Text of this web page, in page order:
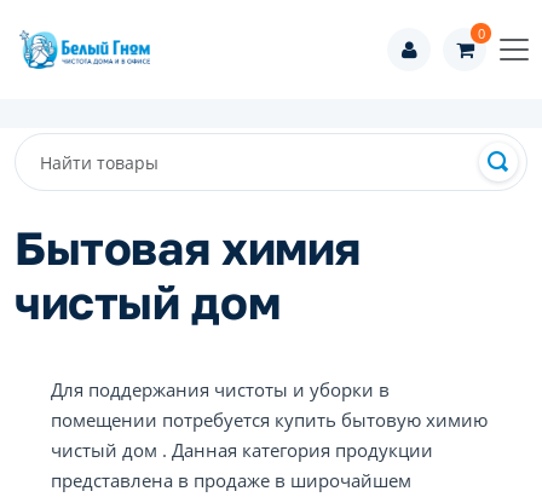
0
Бытовая химия
чистый дом
Для поддержания чистоты и уборки в
помещении потребуется купить бытовую химию
чистый дом . Данная категория продукции
представлена в продаже в широчайшем